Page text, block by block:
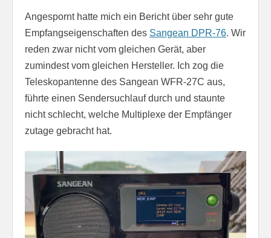
Angespornt hatte mich ein Bericht über sehr gute
Empfangseigenschaften des Sangean DPR-76. Wir
reden zwar nicht vom gleichen Gerät, aber
zumindest vom gleichen Hersteller. Ich zog die
Teleskopantenne des Sangean WFR-27C aus,
führte einen Sendersuchlauf durch und staunte
nicht schlecht, welche Multiplexe der Empfänger
zutage gebracht hat.